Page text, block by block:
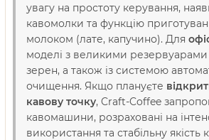
увагу на простоту керування,
кавомолки та функцію
молоком (лате, капучино). Для
моделі з великими резервуарами
зерен, а також із системою
очищення. Якщо плануєте
кавову точку, Craft-Coffee
кавомашини, розраховані на
використання та стабільну якість